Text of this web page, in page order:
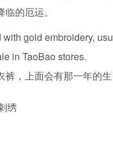
的厄运。
gold embroidery,
in TaoBao stores.
，上面会有那一年的生
绣